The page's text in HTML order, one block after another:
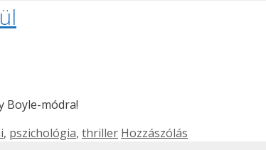
Boyle-módra!
, pszichológia, thriller Hozzászólás